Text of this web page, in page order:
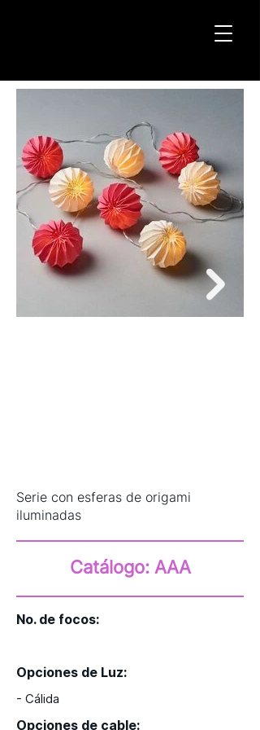
Serie con esferas de origami
iluminadas
Catálogo: AAA
No. de focos:
Opciones de Luz:
- Cálida
Opciones de cable: